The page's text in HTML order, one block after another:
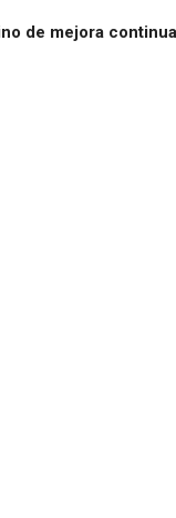
de mejora